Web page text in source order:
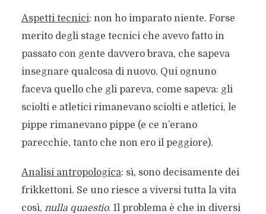
Aspetti tecnici: non ho imparato niente. Forse
merito degli stage tecnici che avevo fatto in
passato con gente davvero brava, che sapeva
insegnare qualcosa di nuovo. Qui ognuno
faceva quello che gli pareva, come sapeva: gli
sciolti e atletici rimanevano sciolti e atletici, le
pippe rimanevano pippe (e ce n’erano
parecchie, tanto che non ero il peggiore).
Analisi antropologica: sì, sono decisamente dei
frikkettoni. Se uno riesce a viversi tutta la vita
così, nulla quaestio. Il problema è che in diversi